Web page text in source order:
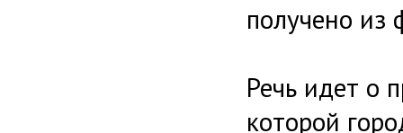
получено из
Речь идет о
которой